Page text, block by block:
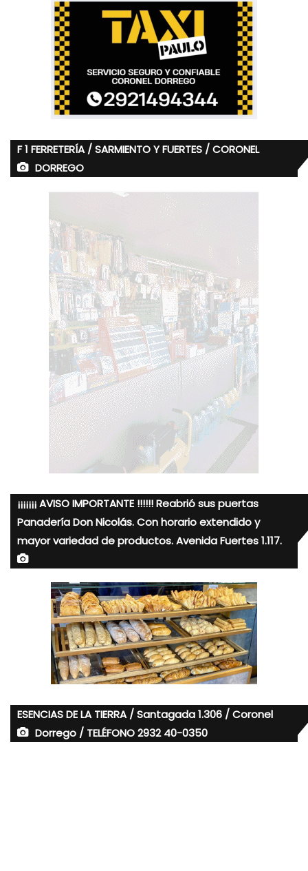
F 1 FERRETERÍA / SARMIENTO Y FUERTES / CORONEL
DORREGO
¡¡¡¡¡¡¡ AVISO IMPORTANTE !!!!!! Reabrió sus puertas
Panadería Don Nicolás. Con horario extendido y
mayor variedad de productos. Avenida Fuertes 1.117.
ESENCIAS DE LA TIERRA / Santagada 1.306 / Coronel
Dorrego / TELÉFONO 2932 40-0350